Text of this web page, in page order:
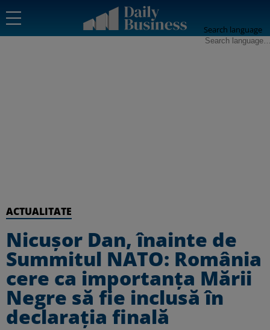
Search language
ACTUALITATE
Nicușor Dan, înainte de
Summitul NATO: România
cere ca importanța Mării
Negre să fie inclusă în
declarația finală